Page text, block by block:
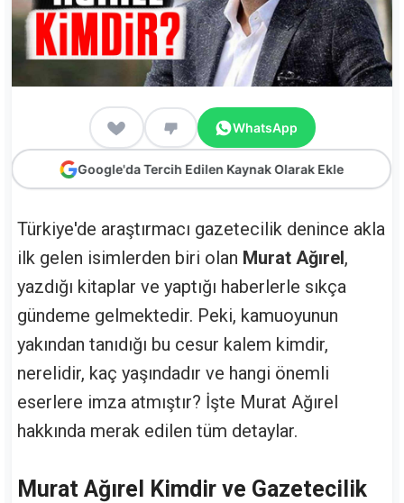
WhatsApp
Google'da Tercih Edilen Kaynak Olarak Ekle
Türkiye'de araştırmacı gazetecilik denince akla
ilk gelen isimlerden biri olan Murat Ağırel,
yazdığı kitaplar ve yaptığı haberlerle sıkça
gündeme gelmektedir. Peki, kamuoyunun
yakından tanıdığı bu cesur kalem kimdir,
nerelidir, kaç yaşındadır ve hangi önemli
eserlere imza atmıştır? İşte Murat Ağırel
hakkında merak edilen tüm detaylar.
Murat Ağırel Kimdir ve Gazetecilik